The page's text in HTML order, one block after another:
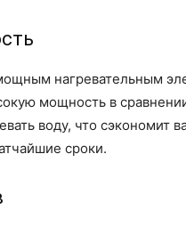
нагревательным
мощность в
воду, что сэкономит
сроки.